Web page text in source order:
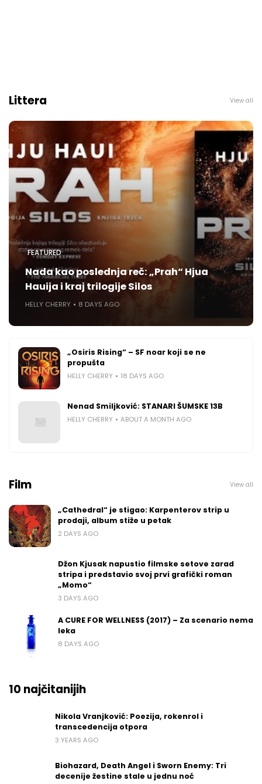
Littera View all
FEATURED
Nada kao poslednja reč: „Prah“ Hjua
Hauija i kraj trilogije Silos
HELLY CHERRY 8 DAYS AGO
„Osiris Rising“ – SF noar koji se ne
propušta
HELLY CHERRY 18 DAYS AGO
Nenad Smiljković: STANARI ŠUMSKE 13B
HELLY CHERRY ABOUT A MONTH AGO
Film View all
„Cathedral“ je stigao: Karpenterov strip u
prodaji, album stiže u petak
2 DAYS AGO
Džon Kjusak napustio filmske setove zarad
stripa i predstavio svoj prvi grafički roman
„Momo“
3 DAYS AGO
A CURE FOR WELLNESS (2017) – Za scenario nema
leka
8 DAYS AGO
10 najčitanijih
Nikola Vranjković: Poezija, rokenrol i
transcedencija otpora
3 YEARS AGO
Biohazard, Death Angel i Sworn Enemy: Tri
decenije žestine stale u jednu noć